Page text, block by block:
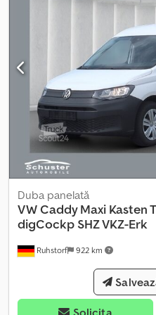
pasager, dezactivabil * Airbag
nivelul lichidului de spălare a
de echipare, lumină +
de zi * Asistent de lumină
Oglindă interioară cu funcție
Oglindă exterioară asferică,
dreapta * Oglinzi exterioare și
caroseriei * Oglinzi exterioare
ușilor în culoarea caroseriei *
cromat, podea în cabina
conducere: Frână de coliziune
Suspensie 17" * Geamuri în
Ruhstorf 922 km
Duba panelată
VWCaddy Maxi Kasten
digCockp SHZ VKZ-Erk